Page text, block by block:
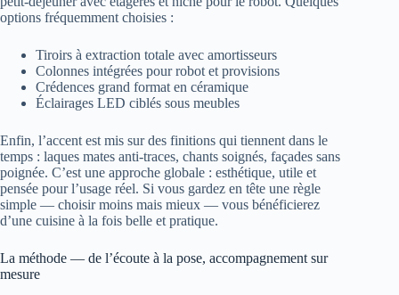
options fréquemment choisies :
Tiroirs à extraction totale avec amortisseurs
Colonnes intégrées pour robot et provisions
Crédences grand format en céramique
Éclairages LED ciblés sous meubles
Enfin, l’accent est mis sur des finitions qui tiennent dans le
temps : laques mates anti‑traces, chants soignés, façades sans
poignée. C’est une approche globale : esthétique, utile et
pensée pour l’usage réel. Si vous gardez en tête une règle
simple — choisir moins mais mieux — vous bénéficierez
d’une cuisine à la fois belle et pratique.
La méthode — de l’écoute à la pose, accompagnement sur
mesure